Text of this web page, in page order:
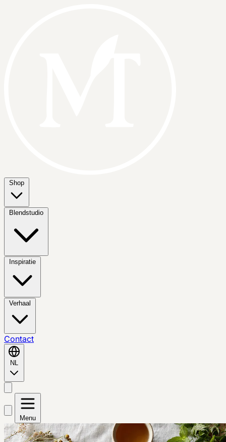
Shop
Blendstudio
Inspiratie
Verhaal
Contact
NL
Menu